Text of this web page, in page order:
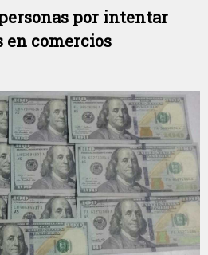
por intentar
en comercios